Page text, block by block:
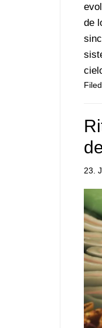
de
23.